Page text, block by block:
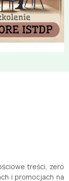
treści, zero
i promocjach na